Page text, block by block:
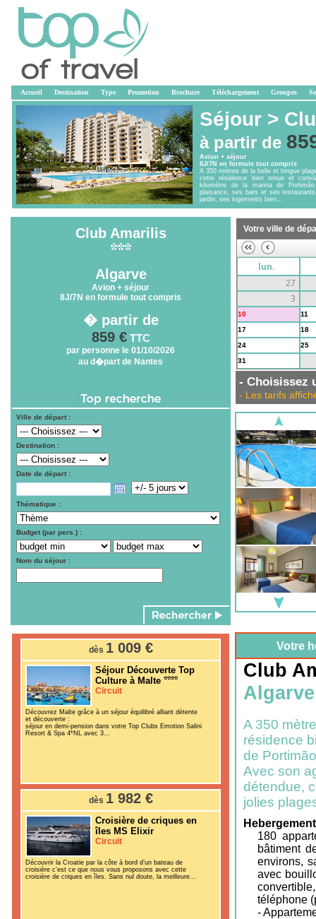
Accueil Destination Type Promotion Brochure Téléchargement Groupes
Séjour >
à partir de
Avion + séjour
8J/7N en formule tout compris
A 350 mètres de la belle et longue
cette résidence bien tenue et
kilomètre de la marina de
plaisance, ses bars et ses
jardin, ses logements bien...
Club Amarilis
Algarve
Avion + séjour
8J/7N en formule tout compris
� partir de
859 €TTC
par personne le 01/10/2026
au d�part de Nantes
Ville de départ :
Destination :
Date de départ :
Thématique :
Budget (par pers.) :
Nom du séjour :
dès 1 009 €
Séjour Découverte Top
Culture à Malte
Circuit
Découvrez Malte grâce à un séjour équilibré alliant détente
et découverte :
séjour en demi-pension dans votre Top Clubs Emotion Salini
Resort & Spa 4*NL avec 3...
dès 1 982 €
Croisière de criques en
îles MS Elixir
Circuit
Découvrir la Croatie par la côte à bord d’un bateau de
croisière c’est ce que nous vous proposons avec cette
croisière de criques en îles. Sans nul doute, la meilleure...
Votre ville de
lun.
27
3
10
11
17
18
24
25
31
- Choisissez
- Les tarifs
Votre
Club
Algarve
A 350
résidence
de
Avec son
détendue,
jolies
180
bâtiment
environs,
avec
téléphone
-